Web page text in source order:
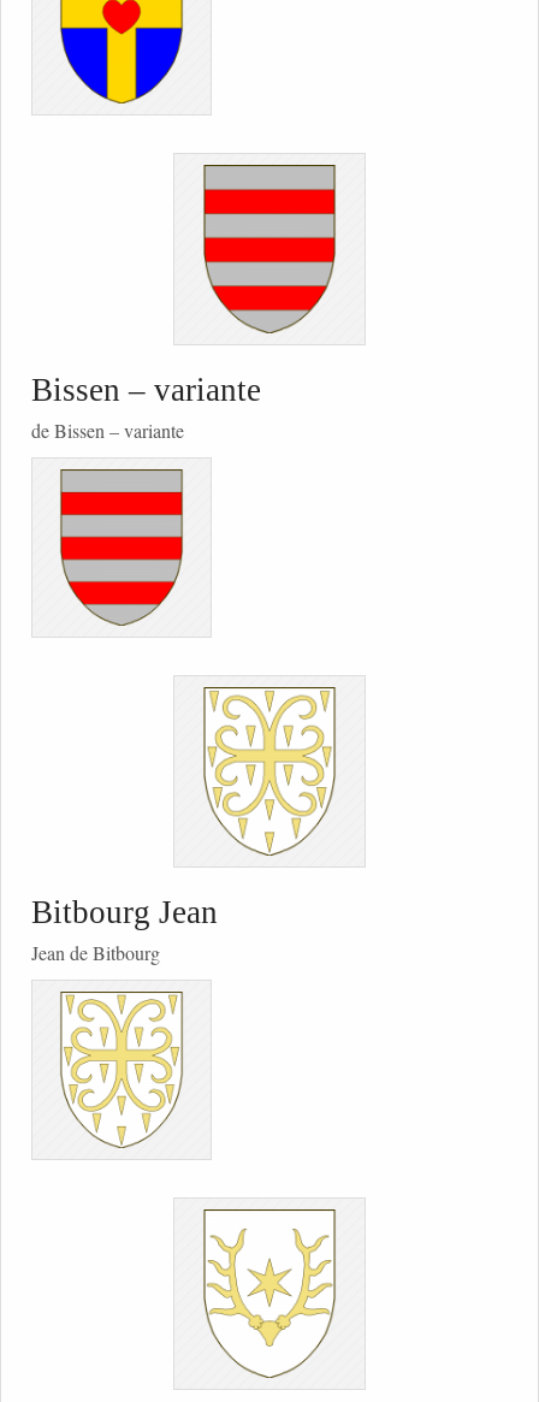
Bissen – variante
de Bissen – variante
Bitbourg Jean
Jean de Bitbourg